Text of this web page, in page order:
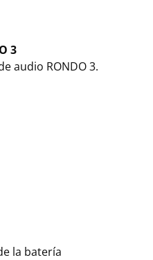
3
audio RONDO 3.
la batería